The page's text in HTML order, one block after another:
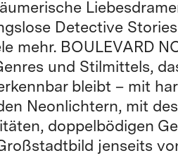
Detective Stories
mehr. BOULEVARD
und Stilmittels,
bleibt – mit
Neonlichtern, mit
doppelbödigen
jenseits